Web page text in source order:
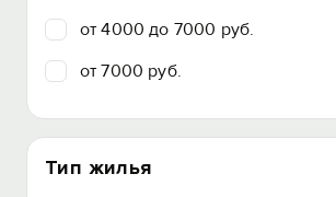
от 4000 до 7000 руб.
от 7000 руб.
Тип жилья